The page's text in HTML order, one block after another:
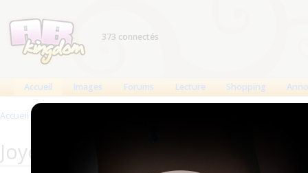
373 connectés
Accueil Images Forums Lecture Shopping
Accueil >
Joyeux Noël ABDL 2018